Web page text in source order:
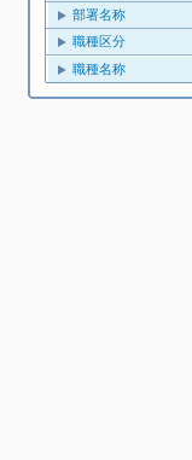
部署名称
職種区分
職種名称